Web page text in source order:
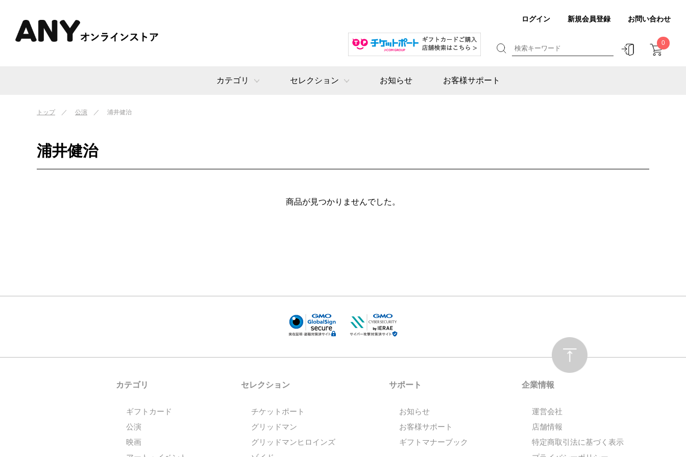
ログイン 新規会員登録 お問い合わせ
0
カテゴリ セレクション お知らせ お客様サポート
トップ 公演 浦井健治
浦井健治
商品が見つかりませんでした。
カテゴリ
ギフトカード
公演
映画
セレクション
チケットポート
グリッドマン
グリッドマンヒロインズ
サポート
お知らせ
お客様サポート
ギフトマナーブック
企業情報
運営会社
店舗情報
特定商取引法に基づく表示